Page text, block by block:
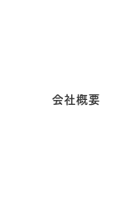
会社概要